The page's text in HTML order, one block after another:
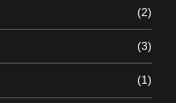
(2)
(3)
(1)